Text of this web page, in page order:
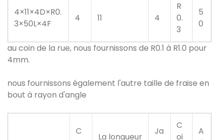
4×11×4D×R0.
3×50L×4F
4 11 4
R
0.
3
5
0
au coin de la rue, nous fournissons de R0.1 à R1.0 pour
4mm.
nous fournissons également l'autre taille de fraise en
bout à rayon d'angle
C
La longueur
Ja
C
oi
A